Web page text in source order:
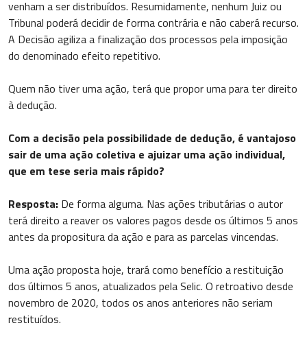
venham a ser distribuídos. Resumidamente, nenhum Juiz ou
Tribunal poderá decidir de forma contrária e não caberá recurso.
A Decisão agiliza a finalização dos processos pela imposição
do denominado efeito repetitivo.
Quem não tiver uma ação, terá que propor uma para ter direito
à dedução.
Com a decisão pela possibilidade de dedução, é vantajoso
sair de uma ação coletiva e ajuizar uma ação individual,
que em tese seria mais rápido?
Resposta: De forma alguma. Nas ações tributárias o autor
terá direito a reaver os valores pagos desde os últimos 5 anos
antes da propositura da ação e para as parcelas vincendas.
Uma ação proposta hoje, trará como benefício a restituição
dos últimos 5 anos, atualizados pela Selic. O retroativo desde
novembro de 2020, todos os anos anteriores não seriam
restituídos.